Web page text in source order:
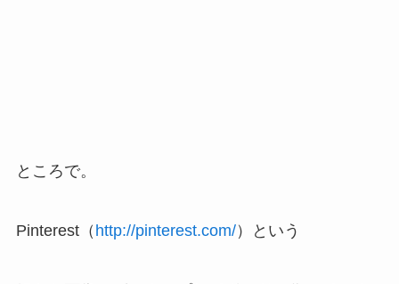
ところで。
Pinterest（ http://pinterest.com/）という